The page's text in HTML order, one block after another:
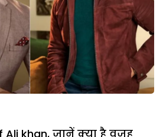
khan, जानें क्या है वजह